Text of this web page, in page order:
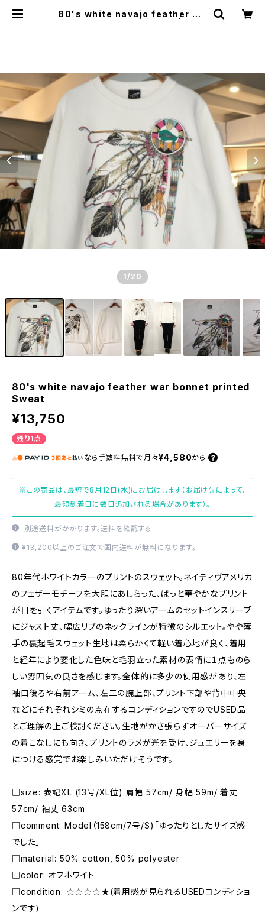
80's white navajo feather wa
1 /20
80's white navajo feather war bonnet printed
Sweat
¥13,750
残り1点
なら 手数料無料で 月々¥4,580から
※この商品は、最短で8月12日(水)にお届けします（お届け先によって、
最短到着日に数日追加される場合があります）。
別途送料がかかります。送料を確認する
¥13,200以上のご注文で国内送料が無料になります。
80年代ホワイトカラーのプリントのスウェット。ネイティヴアメリカ
のフェザーモチーフを大胆にあしらった、ぱっと華やかなプリント
が目を引くアイテムです。ゆったり深いアームのセットインスリーブ
にジャスト丈、幅広リブのネックラインが特徴のシルエット。やや薄
手の裏起毛スウェット生地は柔らかくて軽い着心地が良く、着用
と経年により変化した色味と毛羽立った素材の表情に１点ものら
しい雰囲気の良さを感じます。全体的に多少の使用感があり、左
袖口後ろや右前アーム、左二の腕上部、プリント下部や背中中央
などにそれぞれシミの点在するコンディションですのでUSED品
とご理解の上ご検討ください。生地がかさ張らずオーバーサイズ
の着こなしにも向き、プリントのラメが光を受け、ジュエリーを身
につける感覚でお楽しみいただけそうです。
□size: 表記XL (13号/XL位) 肩幅 57cm/ 身幅 59m/ 着丈
57cm/ 袖丈 63cm
□comment: Model（158cm/7号/S)「ゆったりとしたサイズ感
でした」
□material: 50% cotton, 50% polyester
□color: オフホワイト
□condition: ☆☆☆☆★(着用感が見られるUSEDコンディショ
ンです)